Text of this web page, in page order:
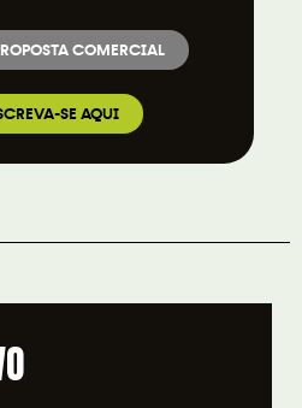
COMERCIAL
SE AQUI